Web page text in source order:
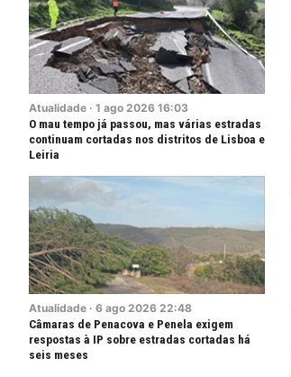
Atualidade · 1 ago 2026 16:03
O mau tempo já passou, mas várias estradas
continuam cortadas nos distritos de Lisboa e
Leiria
Atualidade · 6 ago 2026 22:48
Câmaras de Penacova e Penela exigem
respostas à IP sobre estradas cortadas há
seis meses